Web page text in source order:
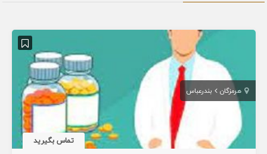
هرمزگان بندرعباس
تماس بگیرید